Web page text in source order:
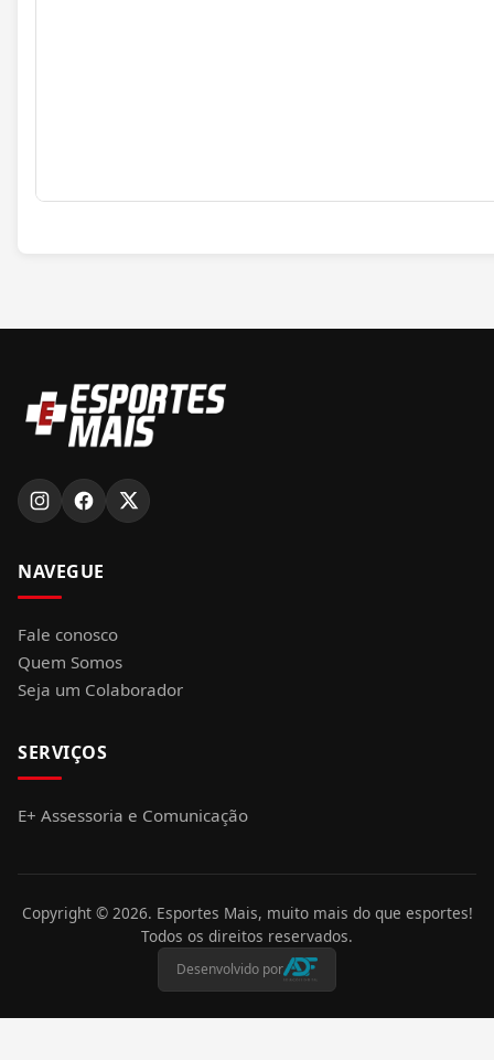
NAVEGUE
Fale conosco
Quem Somos
Seja um Colaborador
SERVIÇOS
E+ Assessoria e Comunicação
Copyright © 2026. Esportes Mais, muito mais do que esportes!
Todos os direitos reservados.
Desenvolvido por